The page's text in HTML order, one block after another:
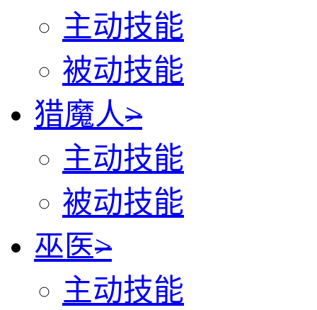
主动技能
被动技能
猎魔人>
主动技能
被动技能
巫医>
主动技能